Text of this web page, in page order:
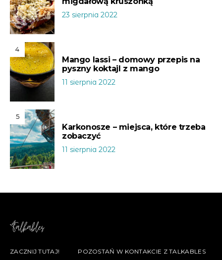
23 sierpnia 2022
4
Mango lassi – domowy przepis na
pyszny koktajl z mango
11 sierpnia 2022
5
Karkonosze – miejsca, które trzeba
zobaczyć
11 sierpnia 2022
ZACZNIJ TUTAJ!
POZOSTAŃ W KONTAKCIE Z TALKABLES